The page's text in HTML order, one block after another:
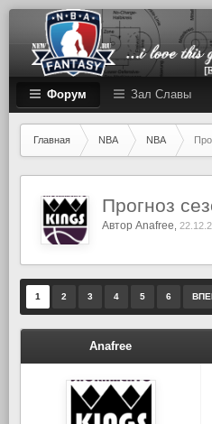
Форум Зал Cлавы
Главная NBA NBA
Прогноз
Автор Anafree
1 2 3 4 5 6
Anafree